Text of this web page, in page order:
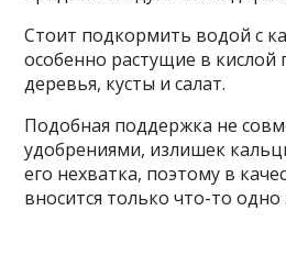
Стоит подкормить водой с
особенно растущие в кислой
деревья, кусты и салат.
Подобная поддержка не
удобрениями, излишек
его нехватка, поэтому в
вносится только что-то одно